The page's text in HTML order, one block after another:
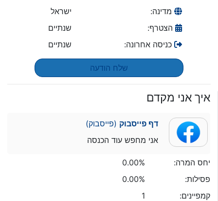
מדינה:
ישראל
הצטרף:
שנתיים
כניסה אחרונה:
שנתיים
שלח הודעה
איך אני מקדם
דף פייסבוק (פייסבוק)
אני מחפש עוד הכנסה
יחס המרה:
0.00%
פסילות:
0.00%
קמפיינים:
1